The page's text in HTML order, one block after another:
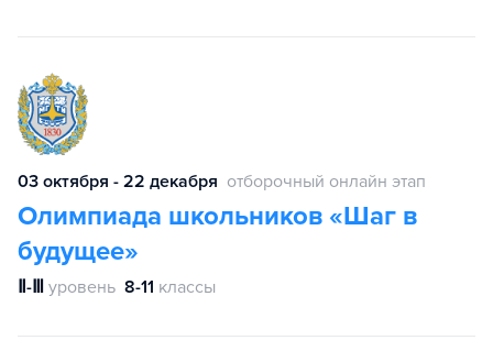
03 октября - 22 декабря отборочный онлайн этап
Олимпиада школьников «Шаг в
будущее»
Ⅱ-Ⅲ уровень 8-11 классы